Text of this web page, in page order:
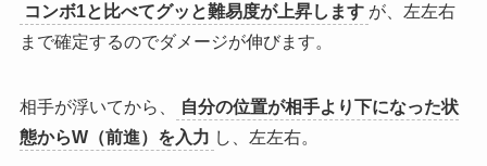
コンボ1と比べてグッと難易度が上昇します が、左左右
まで確定するのでダメージが伸びます。
相手が浮いてから、
自分の位置が相手より下になった状
態からW（前進）を入力 し、左左右。